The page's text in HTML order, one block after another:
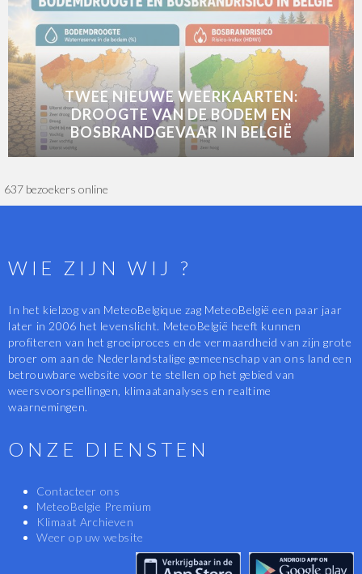
TWEE NIEUWE WEERKAARTEN:
DROOGTE VAN DE BODEM EN
BOSBRANDGEVAAR IN BELGIË
637 bezoekers online
WIE ZIJN WIJ ?
In het kielzog van MeteoBelgique zag MeteoBelgië een paar jaar
later in 2006 het levenslicht. MeteoBelgië heeft kunnen
profiteren van het groeiproces en de vermaardheid van zijn grote
broer om aan de Nederlandstalige gemeenschap van ons land een
betrouwbare website voor te stellen op het gebied van
weersvoorspellingen, klimaatanalyses en realtime
waarnemingen.
ONZE DIENSTEN
Contacteer ons
MeteoBelgie Premium
Klimaat Archieven
Weer op uw website